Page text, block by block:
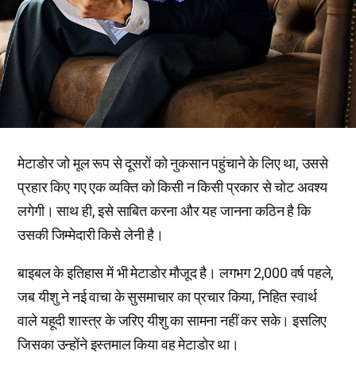
मेटाडोर जो मूल रूप से दूसरों को नुकसान पहुंचाने के लिए था, उससे
प्रहार किए गए एक व्यक्ति को किसी न किसी प्रकार से चोट अवश्य
लगेगी। साथ ही, इसे साबित करना और यह जानना कठिन है कि
उसकी जिम्मेदारी किसे लेनी है।
बाइबल के इतिहास में भी मेटाडोर मौजूद है। लगभग 2,000 वर्ष पहले,
जब यीशु ने नई वाचा के सुसमाचार का प्रचार किया, निहित स्वार्थ
वाले यहूदी शास्त्र के जरिए यीशु का सामना नहीं कर सके। इसलिए
जिसका उन्होंने इस्तमाल किया वह मेटाडोर था।